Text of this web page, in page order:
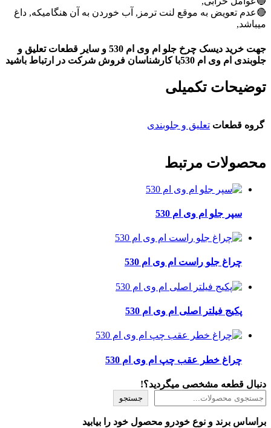
🔴عدم تعویض به موقع لنت ترمز, آب خوردن به آن هنگامیکه, داغ
میباشد,
جهت خرید دیسک چرخ جلو ام وی ام 530 و سایر قطعات تعلیق و
جلوبندی ام وی ام 530با کارشناسان فروش شرکت در ارتباط باشید
توضیحات تکمیلی
گروه قطعات تعلیق و جلوبندی
محصولات مرتبط
سپر جلو ام وی ام 530
چراغ جلو راست ام وی ام 530
پکیج فیلتر اصلی ام وی ام 530
چراغ خطر عقب چپ ام وی ام 530
دنبال قطعه مشخصی میگردید؟!
جستجو
براساس برند و نوع خودرو محصول خود را بیابید